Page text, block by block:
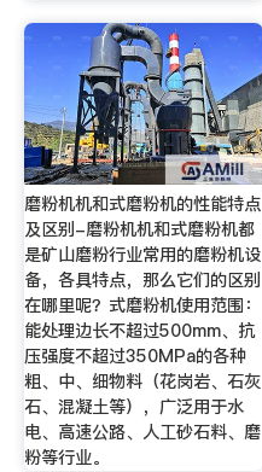
磨粉机机和式磨粉机的性能特点
及区别-磨粉机机和式磨粉机都
是矿山磨粉行业常用的磨粉机设
备，各具特点，那么它们的区别
在哪里呢？式磨粉机使用范围：
能处理边长不超过500mm、抗
压强度不超过350MPa的各种
粗、中、细物料（花岗岩、石灰
石、混凝土等），广泛用于水
电、高速公路、人工砂石料、磨
粉等行业。